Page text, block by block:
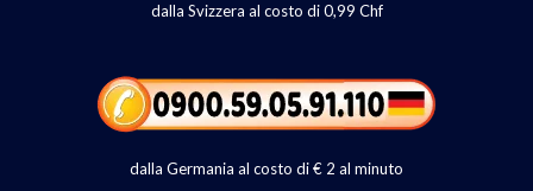
dalla Svizzera al costo di 0,99 Chf
dalla Germania al costo di € 2 al minuto